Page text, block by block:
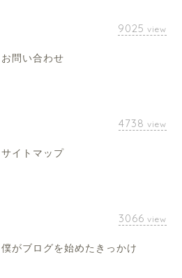
9025 view
お問い合わせ
4738 view
サイトマップ
3066 view
僕がブログを始めたきっかけ